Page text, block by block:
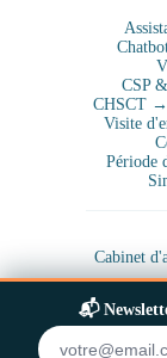
CSP
CHSCT
Visite
Période
Cabinet
📬